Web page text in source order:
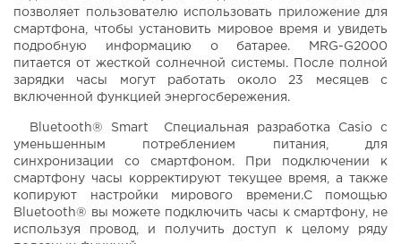
позволяет пользователю использовать приложение для
смартфона, чтобы установить мировое время и увидеть
подробную информацию о батарее. MRG-G2000
питается от жесткой солнечной системы. После полной
зарядки часы могут работать около 23 месяцев с
включенной функцией энергосбережения.
Bluetooth® Smart Специальная разработка Casio с
уменьшенным потреблением питания, для
синхронизации со смартфоном. При подключении к
смартфону часы корректируют текущее время, а также
копируют настройки мирового времени.С помощью
Bluetooth® вы можете подключить часы к смартфону, не
используя провод, и получить доступ к целому ряду